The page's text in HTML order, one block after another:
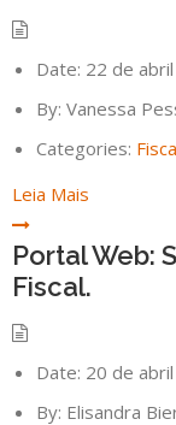
Date: 22 de
By: Vanessa
Categories:
Leia Mais
Portal Web:
Fiscal.
Date: 20 de
By: Elisandra